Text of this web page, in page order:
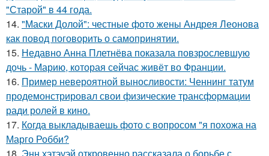
"Старой" в 44 года.
14. "Маски Долой": честные фото жены Андрея Леонова
как повод поговорить о самопринятии.
15. Недавно Анна Плетнёва показала повзрослевшую
дочь - Марию, которая сейчас живёт во Франции.
16. Пример невероятной выносливости: Ченнинг татум
продемонстрировал свои физические трансформации
ради ролей в кино.
17. Когда выкладываешь фото с вопросом "я похожа на
Марго Робби?
18. Энн хэтэуэй откровенно рассказала о борьбе с